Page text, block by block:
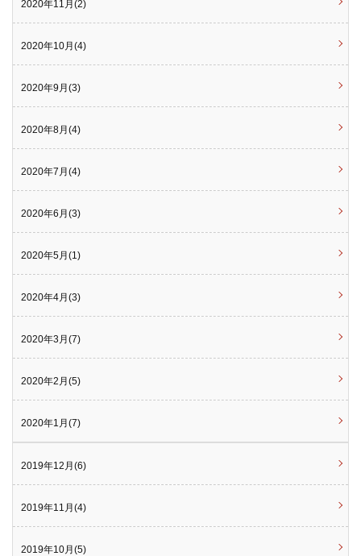
2020年11月(2)
2020年10月(4)
2020年9月(3)
2020年8月(4)
2020年7月(4)
2020年6月(3)
2020年5月(1)
2020年4月(3)
2020年3月(7)
2020年2月(5)
2020年1月(7)
2019年12月(6)
2019年11月(4)
2019年10月(5)